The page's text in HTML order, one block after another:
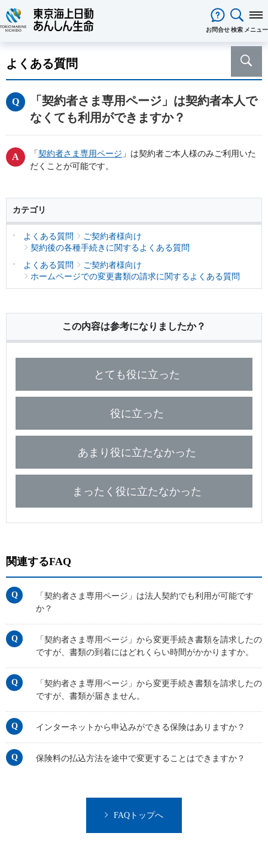
お問合せ検索 メニュー
保険商品から選ぶ
心配ごとから選ぶ
保険の基礎知識
インターネットでご加入いただけ
る保険商品
法人向け保険商品
ご相談・ご契約の流れ 申込方法の違い
資料請求
医療保険
メディカルＫｉｔ ＮＥＯ
メディカルＫｉｔ Ｒ
あんしん治療サポート保険
あんしん治療サポート保険R
メディカルＫｉｔエール
メディカルＫｉｔエールＲ
がん保険
長生き支援終身
あんしん定期エール
あんしん終身エール
あんしん夢終身
終身保険
定期保険
家計保障・就業不能保障
家計保障定期保険ＮＥＯ
あんしん就業不能保障保険
個人年金保険
マーケットリンク
ご契約者様
ご契約者様TOPへ
東京海上日動マイページのご案内
「ワンタイム手続き」のご案内
各種お手続き
の請求
契約者貸付の利用・返済
保険料支払方法の変更
保険証券・控除証明書の発行・再
発行
変額保険・変額年金保険固有のお
手続き
総合福祉団体定期保険のお手続き
ライフイベントごとのお手続き
保険料の支払いが困難なとき
海外渡航するとき
確定申告・年末調整するとき
離婚するとき
ご病気・ご不幸があったとき
法人のお客様
法人のお客様TOPへ
な準備とは？
従業員の皆様向け商品
あんしん生命について
東京海上グループについて
会社情報
お客様をがんからお守りする運動
た取組み
あんしん解体新書
保険用語集
東京海上ホールディングス
よくある質問
「契約者さま専用ページ」は契約者本人で
なくても利用ができますか？
「 契約者さま専用ページ 」は契約者ご本人様のみご利用いた
だくことが可能です。
カテゴリ
よくある質問
ご契約者様向け
契約後の各種手続きに関するよくある質問
よくある質問
ご契約者様向け
ホームページでの変更書類の請求に関するよくある質問
この内容は参考になりましたか？
とても役に立った
役に立った
あまり役に立たなかった
まったく役に立たなかった
関連するFAQ
「契約者さま専用ページ」は法人契約でも利用が可能です
か？
「契約者さま専用ページ」から変更手続き書類を請求したの
ですが、書類の到着にはどれくらい時間がかかりますか。
「契約者さま専用ページ」から変更手続き書類を請求したの
ですが、書類が届きません。
インターネットから申込みができる保険はありますか？
保険料の払込方法を途中で変更することはできますか？
FAQトップへ